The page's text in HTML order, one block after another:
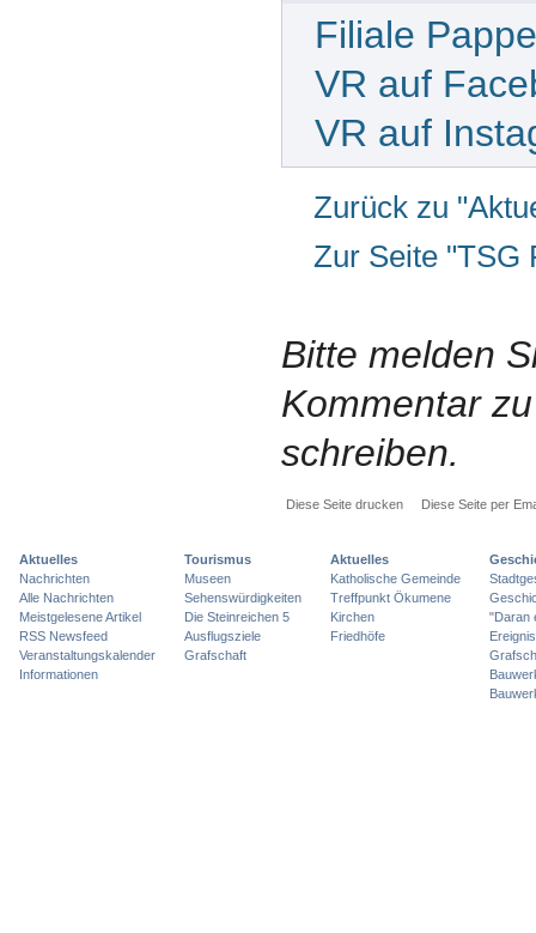
Filiale
VR auf
VR auf
Zurück zu
Zur Seite "TSG
Bitte melden
Kommentar
schreiben.
Diese Seite drucken Diese Seite per
Aktuelles
Nachrichten
Alle Nachrichten
Meistgelesene Artikel
RSS Newsfeed
Veranstaltungskalender
Informationen
Tourismus
Museen
Sehenswürdigkeiten
Die Steinreichen 5
Ausflugsziele
Grafschaft
Aktuelles
Katholische Gemeinde
Treffpunkt Ökumene
Kirchen
Friedhöfe
"Daran